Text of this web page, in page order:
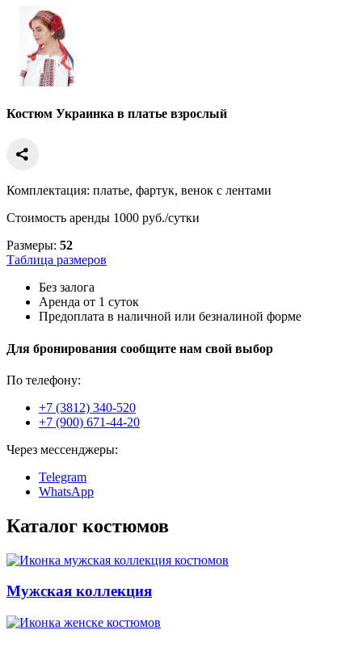
Костюм Украинка в платье взрослый
Комплектация: платье, фартук, венок с лентами
Стоимость аренды 1000 руб./сутки
Размеры: 52
Таблица размеров
Без залога
Аренда от 1 суток
Предоплата в наличной или безналиной форме
Для бронирования сообщите нам свой выбор
По телефону:
+7 (3812) 340-520
+7 (900) 671-44-20
Через мессенджеры:
Telegram
WhatsApp
Каталог костюмов
Мужская коллекция